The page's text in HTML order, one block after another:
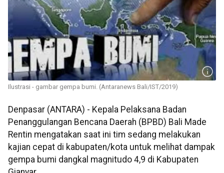
Ilustrasi - gambar gempa bumi. (Antaranews Bali/IST/2019)
Denpasar (ANTARA) - Kepala Pelaksana Badan
Penanggulangan Bencana Daerah (BPBD) Bali Made
Rentin mengatakan saat ini tim sedang melakukan
kajian cepat di kabupaten/kota untuk melihat dampak
gempa bumi dangkal magnitudo 4,9 di Kabupaten